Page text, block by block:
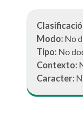
Modo: No
Tipo: No
Contexto:
Caracter: